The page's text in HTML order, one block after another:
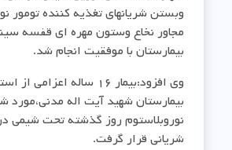
وبستن شریانهای تغذیه کننده تومور
مجاور نخاع وستون مهره ای قفسه
بیمارستان با موفقیت انجام شد.
وی افزود:بیمار ۱۶ ساله
بیمارستان شهید آیت اله مدنی،مورد
نوروبلاستوم روز گذشته تحت شیمی
شریانی قرار گرفت.